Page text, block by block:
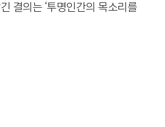
결의는 ‘투명인간의 목소리를